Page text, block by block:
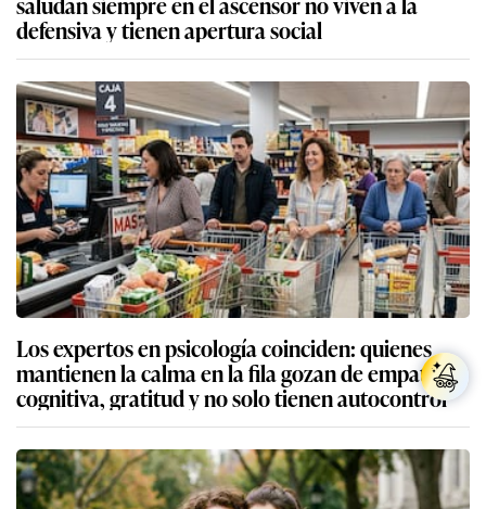
defensiva y tienen apertura social
Los expertos en psicología coinciden: quienes
mantienen la calma en la fila gozan de empatía
cognitiva, gratitud y no solo tienen autocontrol